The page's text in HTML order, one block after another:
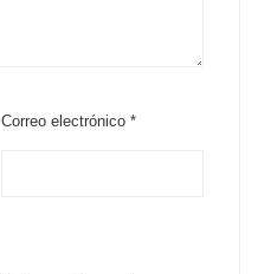
Correo electrónico*